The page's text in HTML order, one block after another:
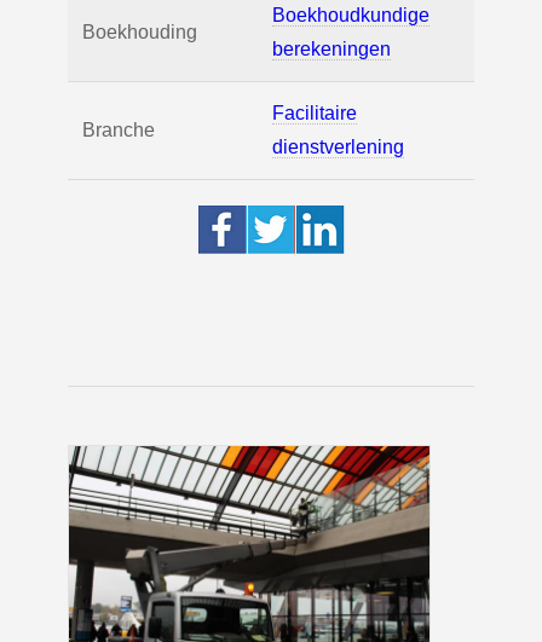
Boekhouding
Boekhoudkundige
berekeningen
Branche
Facilitaire
dienstverlening